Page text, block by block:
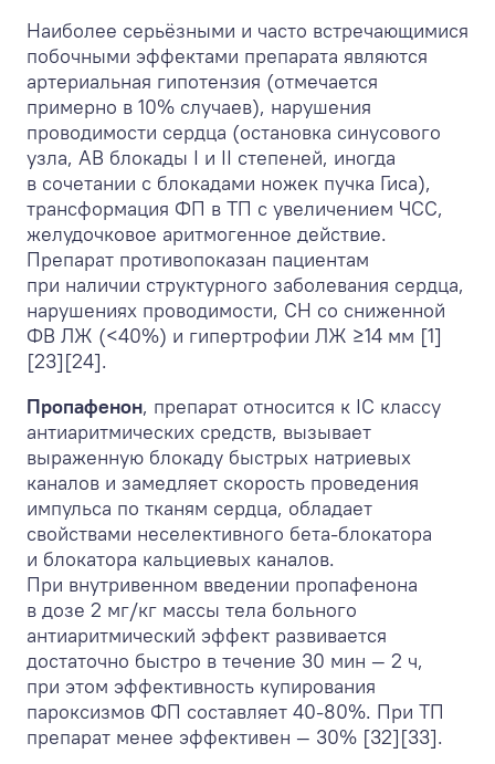
Наиболее серьёзными и часто встречающимися
побочными эффектами препарата являются
артериальная гипотензия (отмечается
примерно в 10% случаев), нарушения
проводимости сердца (остановка синусового
узла, АВ блокады I и II степеней, иногда
в сочетании с блокадами ножек пучка Гиса),
трансформация ФП в ТП с увеличением ЧСС,
желудочковое аритмогенное действие.
Препарат противопоказан пациентам
при наличии структурного заболевания сердца,
нарушениях проводимости, СН со сниженной
ФВ ЛЖ (<40%) и гипертрофии ЛЖ ≥14 мм [1]
[23][24].
Пропафенон, препарат относится к IC классу
антиаритмических средств, вызывает
выраженную блокаду быстрых натриевых
каналов и замедляет скорость проведения
импульса по тканям сердца, обладает
свойствами неселективного бета-блокатора
и блокатора кальциевых каналов.
При внутривенном введении пропафенона
в дозе 2 мг/кг массы тела больного
антиаритмический эффект развивается
достаточно быстро в течение 30 мин — 2 ч,
при этом эффективность купирования
пароксизмов ФП составляет 40-80%. При ТП
препарат менее эффективен — 30% [32][33].